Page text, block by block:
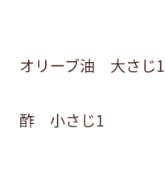
オリーブ油 大さじ1
酢 小さじ1